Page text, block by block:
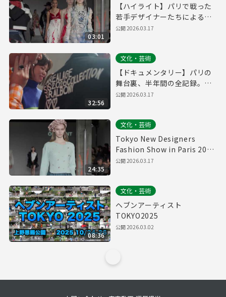
03:01
【ハイライト】パリで戦った
若手デザイナーたちによるシ
ョーの舞台裏｜Tokyo New
公開2026.03.17
32:56
文化・芸術
【ドキュメンタリー】パリの
舞台裏、半年間の全記録。若
き才能たちが世界に挑んだ日
公開2026.03.17
24:35
文化・芸術
Tokyo New Designers
Fashion Show in Paris 2026
【フルランウェイ】- 東京都
公開2026.03.17
08:36
文化・芸術
ヘブンアーティスト
TOKYO2025
公開2026.03.02